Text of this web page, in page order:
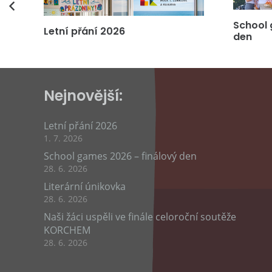
Letní přání 2026
School
den
Nejnovější:
Letní přání 2026
1. 7. 2026
School games 2026 – finálový den
28. 6. 2026
Literární únikovka
28. 6. 2026
Naši žáci uspěli ve finále celoroční soutěže
KORCHEM
28. 6. 2026